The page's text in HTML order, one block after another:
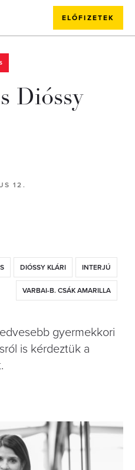
ELŐFIZETEK
Dióssy
12.
DIÓSSY KLÁRI INTERJÚ
VARBAI-B. CSÁK AMARILLA
gyermekkori
is kérdeztük a